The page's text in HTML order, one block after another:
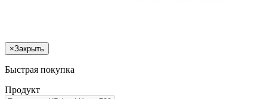
×Закрыть
Быстрая покупка
Продукт